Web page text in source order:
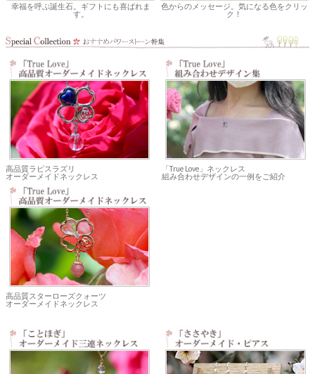
幸福を呼ぶ誕生石。ギフトにも喜ばれま
す。
色からのメッセージ。気になる色をクリッ
ク！
高品質ラピスラズリ
オーダーメイドネックレス
「True Love」ネックレス
組み合わせデザインの一例をご紹介
高品質スターローズクォーツ
オーダーメイドネックレス